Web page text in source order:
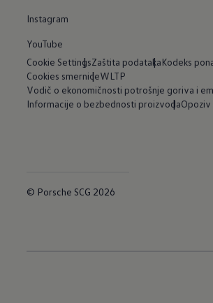
Instagram
YouTube
Cookie SettingsZaštita podatakaKodeks
Cookies smerniceWLTP
Vodič o ekonomičnosti potrošnje goriva i
Informacije o bezbednosti proizvodaOpoziv
© Porsche SCG 2026